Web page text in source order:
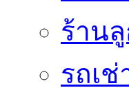
ร้าน
รถเ